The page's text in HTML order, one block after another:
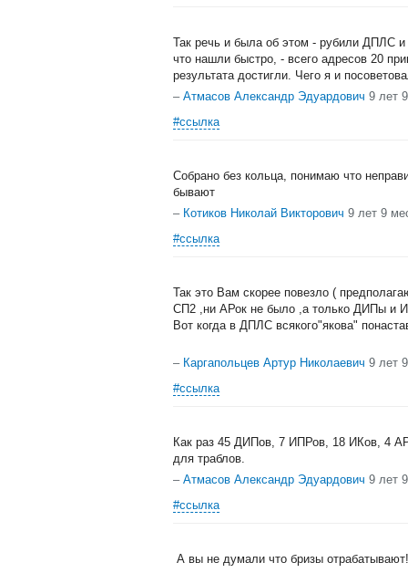
Так речь и была об этом - рубили ДПЛС
что нашли быстро, - всего адресов 20
результата достигли. Чего я и
– Атмасов Александр Эдуардович 9 лет
#ссылка
Собрано без кольца, понимаю что
бывают
– Котиков Николай Викторович 9 лет 9
#ссылка
Так это Вам скорее повезло (
СП2 ,ни АРок не было ,а только ДИПы и
Вот когда в ДПЛС всякого"якова"
– Каргапольцев Артур Николаевич 9 лет
#ссылка
Как раз 45 ДИПов, 7 ИПРов, 18 ИКов, 4
для траблов.
– Атмасов Александр Эдуардович 9 лет
#ссылка
А вы не думали что бризы